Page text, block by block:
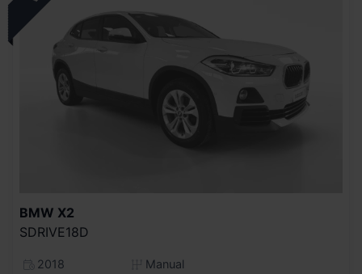
BMW X2
SDRIVE18D
2018
Manual